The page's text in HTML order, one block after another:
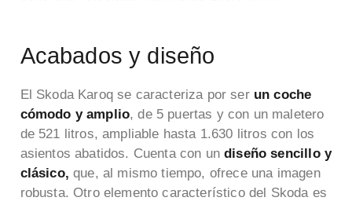
Acabados y diseño
El Skoda Karoq se caracteriza por serun coche
cómodo y amplio, de 5 puertas y con un maletero
de 521 litros, ampliable hasta 1.630 litros con los
asientos abatidos. Cuenta con undiseño sencillo y
clásico, que, al mismo tiempo, ofrece una imagen
robusta. Otro elemento característico del Skoda es